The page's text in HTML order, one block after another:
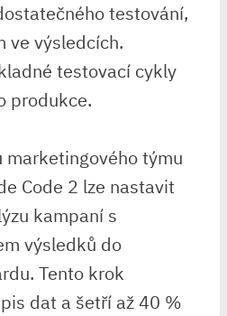
testování,
ve výsledcích.
⁢testovací cykly
produkce.
marketingového týmu
Code 2 lze ⁤nastavit
kampaní s⁢
výsledků do
Tento krok
dat a⁤ šetří až 40 ⁣%